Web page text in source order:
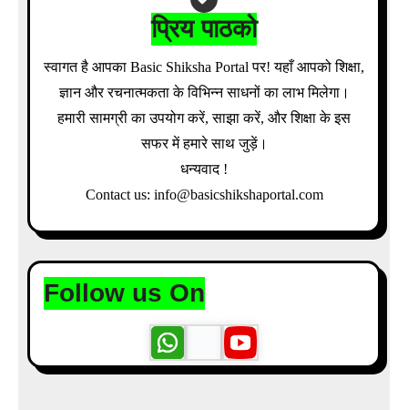
प्रिय पाठको
स्वागत है आपका Basic Shiksha Portal पर! यहाँ आपको शिक्षा,
ज्ञान और रचनात्मकता के विभिन्न साधनों का लाभ मिलेगा।
हमारी सामग्री का उपयोग करें, साझा करें, और शिक्षा के इस
सफर में हमारे साथ जुड़ें।
धन्यवाद !
Contact us: info@basicshikshaportal.com
Follow us On